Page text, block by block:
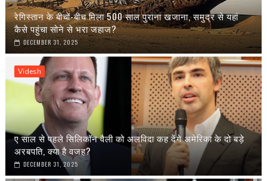
रेगिस्तान के बीचों-बीच मिला 500 साल पुराना खजाना, समुद्र से यहां
कैसे पहुंचा सोने से भरा जहाज?
DECEMBER 31, 2025
Videsh
ए साल से पहले सिलिकॉन वैली को अलविदा कह देंगे अमेरिका के दो बड़े
अरबपति, क्या है वजह?
DECEMBER 31, 2025